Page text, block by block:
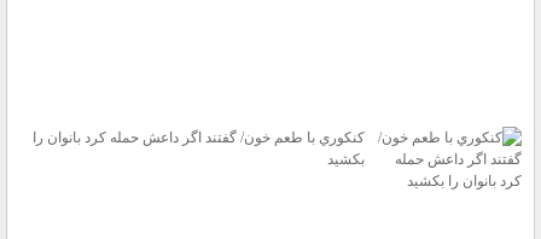
كنكوري با طعم خون/ گفتند اگر داعش حمله كرد بانوان را
بكشيد